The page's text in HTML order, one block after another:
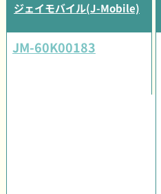
ジェイモバイル(J-Mobile)
JM-60K00183